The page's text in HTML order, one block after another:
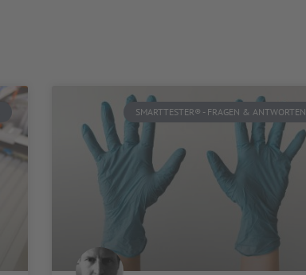
SMARTTESTER® - FRAGEN & ANTWORTEN